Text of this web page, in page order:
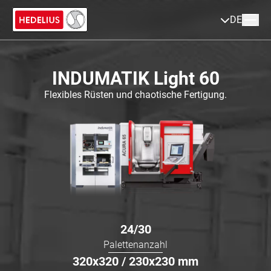
DE
INDUMATIK Light 60
Flexibles Rüsten und chaotische Fertigung.
24/30
Palettenanzahl
320x320 / 230x230 mm